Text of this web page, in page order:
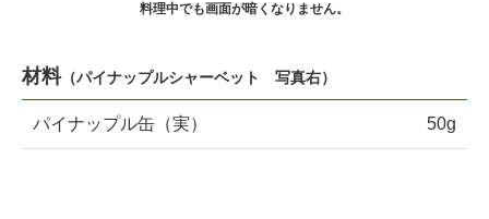
料理中でも画面が暗くなりません。
材料（パイナップルシャーベット 写真右）
パイナップル缶（実） 50g